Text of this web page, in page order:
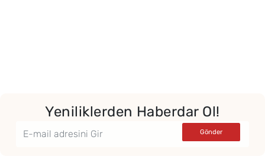
Yeniliklerden Haberdar Ol!